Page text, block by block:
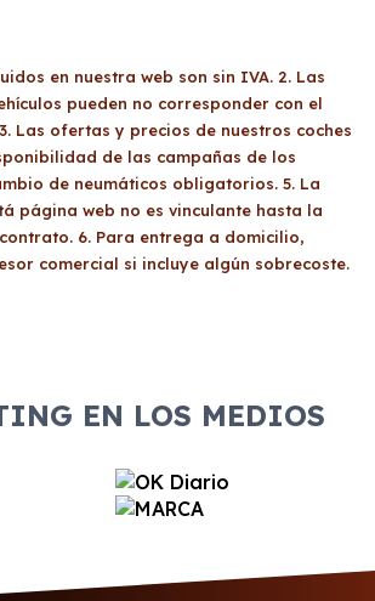
cursoy un recibo bancario
. También se requiere elDNI
carnet de conducirpor ambas
los conductores individuales
de conducir válidoy sean
años
. Adicionalmente, se
económica y la viabilidad
en nuestra web son sin IVA. 2. Las
pueden no corresponder con el
Las ofertas y precios de nuestros coches
de las campañas de los
de neumáticos obligatorios. 5. La
página web no es vinculante hasta la
6. Para entrega a domicilio,
comercial si incluye algún sobrecoste.
EN LOS MEDIOS